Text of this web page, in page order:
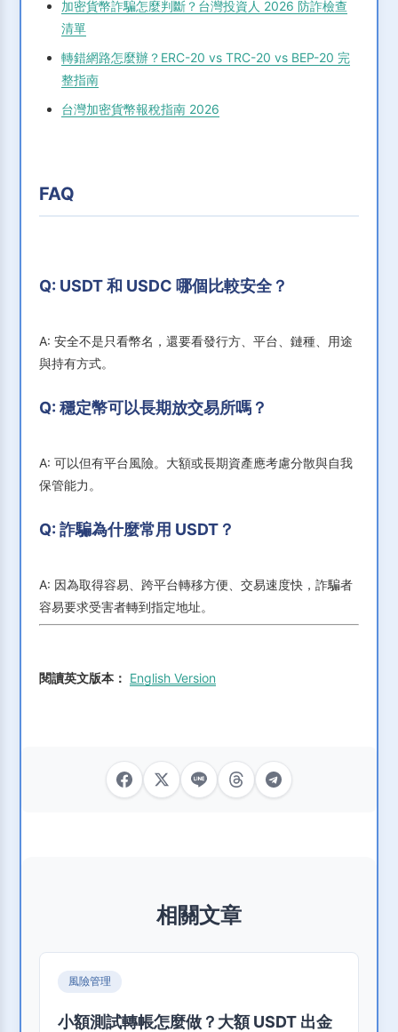
加密貨幣詐騙怎麼判斷？台灣投資人 2026 防詐檢查
清單
轉錯網路怎麼辦？ERC-20 vs TRC-20 vs BEP-20 完
整指南
台灣加密貨幣報稅指南 2026
FAQ
Q: USDT 和 USDC 哪個比較安全？
A: 安全不是只看幣名，還要看發行方、平台、鏈種、用途
與持有方式。
Q: 穩定幣可以長期放交易所嗎？
A: 可以但有平台風險。大額或長期資產應考慮分散與自我
保管能力。
Q: 詐騙為什麼常用 USDT？
A: 因為取得容易、跨平台轉移方便、交易速度快，詐騙者
容易要求受害者轉到指定地址。
閱讀英文版本： English Version
相關文章
風險管理
小額測試轉帳怎麼做？大額 USDT 出金